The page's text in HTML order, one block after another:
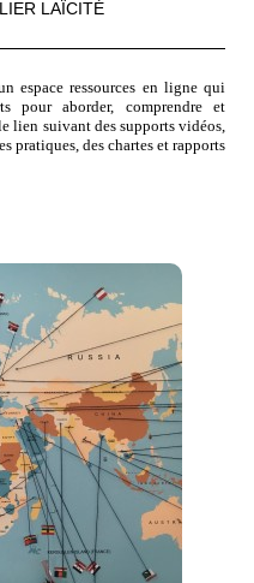
LAÏCITÉ
espace ressources en ligne qui
pour aborder, comprendre et
lien suivant des supports vidéos,
pratiques, des chartes et rapports